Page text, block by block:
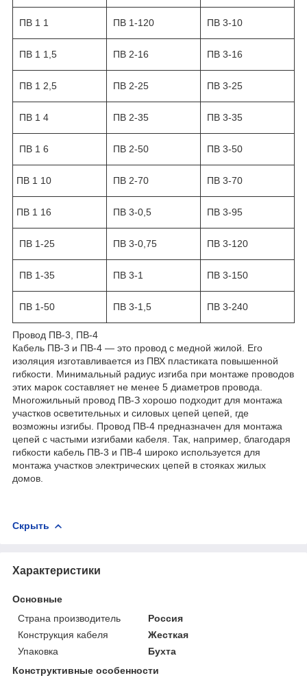
ПВ 1 1 ПВ 1-120 ПВ 3-10
ПВ 1 1,5 ПВ 2-16 ПВ 3-16
ПВ 1 2,5 ПВ 2-25 ПВ 3-25
ПВ 1 4 ПВ 2-35 ПВ 3-35
ПВ 1 6 ПВ 2-50 ПВ 3-50
ПВ 1 10 ПВ 2-70 ПВ 3-70
ПВ 1 16 ПВ 3-0,5 ПВ 3-95
ПВ 1-25 ПВ 3-0,75 ПВ 3-120
ПВ 1-35 ПВ 3-1 ПВ 3-150
ПВ 1-50 ПВ 3-1,5 ПВ 3-240
Провод ПВ-3, ПВ-4
Кабель ПВ-З и ПВ-4 — это провод с медной жилой. Его
изоляция изготавливается из ПВХ пластиката повышенной
гибкости. Минимальный радиус изгиба при монтаже проводов
этих марок составляет не менее 5 диаметров провода.
Многожильный провод ПВ-З хорошо подходит для монтажа
участков осветительных и силовых цепей цепей, где
возможны изгибы. Провод ПВ-4 предназначен для монтажа
цепей с частыми изгибами кабеля. Так, например, благодаря
гибкости кабель ПВ-3 и ПВ-4 широко используется для
монтажа участков электрических цепей в стояках жилых
домов.
Скрыть
Характеристики
Основные
Страна производитель
Россия
Конструкция кабеля
Жесткая
Упаковка
Бухта
Конструктивные особенности